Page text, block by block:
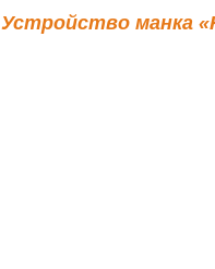
Устройство манка